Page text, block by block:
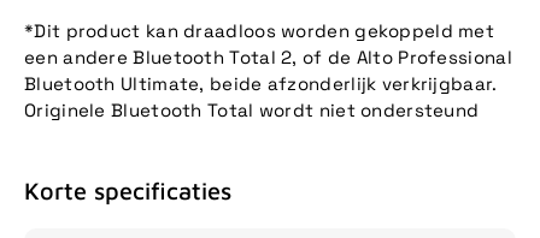
*Dit product kan draadloos worden gekoppeld met
een andere Bluetooth Total 2, of de Alto Professional
Bluetooth Ultimate, beide afzonderlijk verkrijgbaar.
Originele Bluetooth Total wordt niet ondersteund
Korte specificaties